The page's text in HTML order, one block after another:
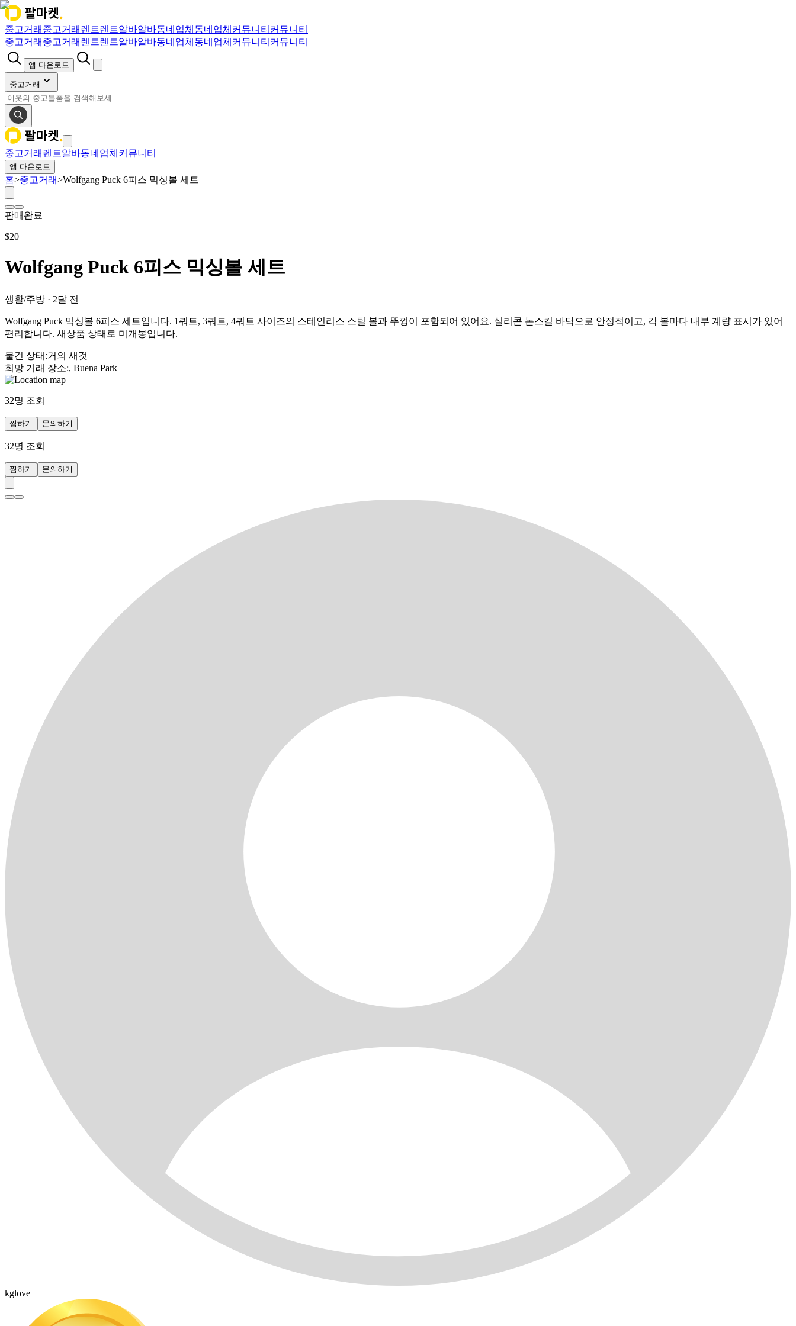
중고거래 중고거래 렌트렌트알바알바동네업체 동네업체 커뮤니티 커뮤니티
중고거래 중고거래 렌트렌트알바알바동네업체 동네업체 커뮤니티 커뮤니티
앱 다운로드
중고거래
중고거래 렌트알바동네업체 커뮤니티
앱 다운로드
홈>중고거래>Wolfgang Puck 6피스 믹싱볼 세트
판매완료
$20
Wolfgang Puck 6피스 믹싱볼 세트
생활/주방 · 2달 전
Wolfgang Puck 믹싱볼 6피스 세트입니다. 1쿼트, 3쿼트, 4쿼트 사이즈의 스테인리스 스틸 볼과 뚜껑이 포함되어 있어요. 실리콘 논스킬 바닥으로 안정적이고, 각 볼마다 내부 계량 표시가 있어
편리합니다. 새상품 상태로 미개봉입니다.
물건 상태 :거의 새것
희망 거래 장소:, Buena Park
32명 조회
찜하기 문의하기
32명 조회
찜하기 문의하기
kglove